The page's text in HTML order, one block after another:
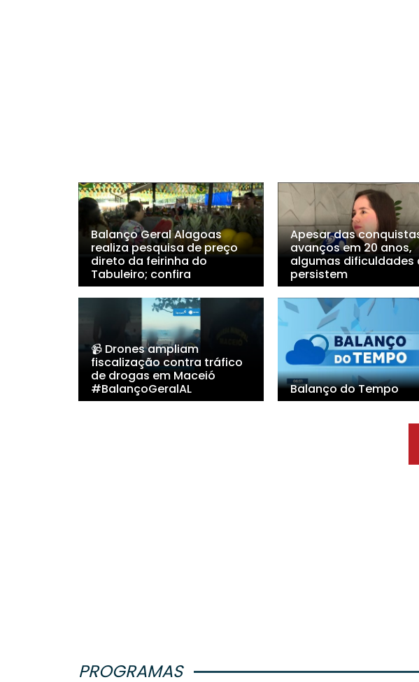
Balanço Geral Alagoas
realiza pesquisa de preço
direto da feirinha do
Tabuleiro; confira
Apesar das
avanços em 20 anos,
algumas dificuldades
persistem
📹 Drones ampliam
fiscalização contra tráfico
de drogas em Maceió
#BalançoGeralAL
Balanço do Tempo
PROGRAMAS